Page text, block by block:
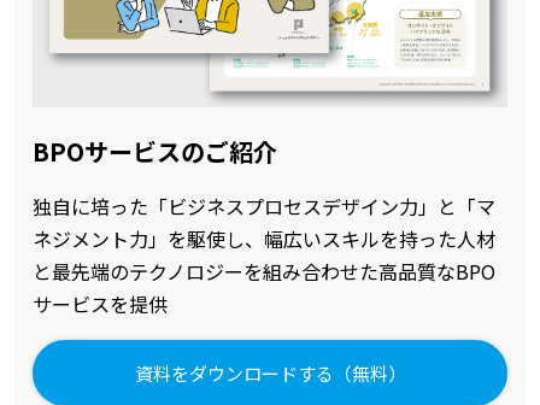
BPOサービスのご紹介
独自に培った「ビジネスプロセスデザイン力」と「マ
ネジメント力」を駆使し、幅広いスキルを持った人材
と最先端のテクノロジーを組み合わせた高品質なBPO
サービスを提供
資料をダウンロードする（無料）